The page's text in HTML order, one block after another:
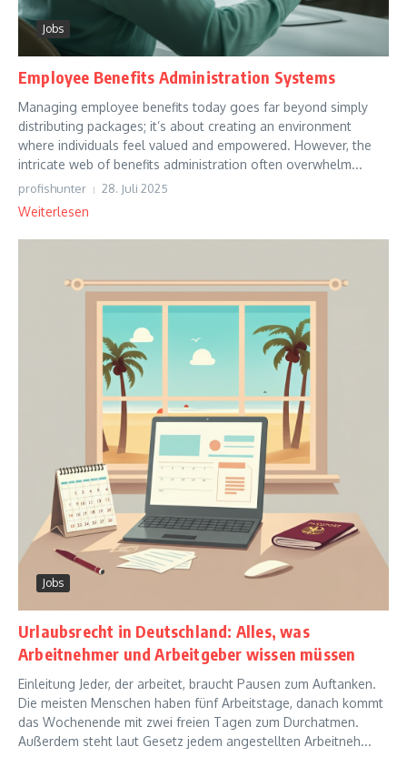
Jobs
Employee Benefits Administration Systems
Managing employee benefits today goes far beyond simply
distributing packages; it’s about creating an environment
where individuals feel valued and empowered. However, the
intricate web of benefits administration often overwhelm...
profishunter 28. Juli 2025
Weiterlesen
Jobs
Urlaubsrecht in Deutschland: Alles, was
Arbeitnehmer und Arbeitgeber wissen müssen
Einleitung Jeder, der arbeitet, braucht Pausen zum Auftanken.
Die meisten Menschen haben fünf Arbeitstage, danach kommt
das Wochenende mit zwei freien Tagen zum Durchatmen.
Außerdem steht laut Gesetz jedem angestellten Arbeitneh...